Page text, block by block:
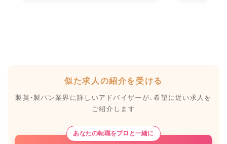
似た求人の紹介を受ける
製菓・製パン業界に詳しいアドバイザーが、希望に近い求人を
ご紹介します
あなたの転職をプロと一緒に